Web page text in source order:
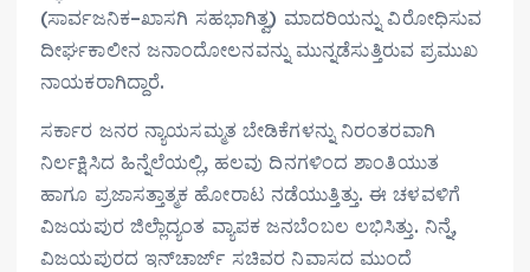
(ಸಾರ್ವಜನಿಕ–ಖಾಸಗಿ ಸಹಭಾಗಿತ್ವ) ಮಾದರಿಯನ್ನು ವಿರೋಧಿಸುವ
ದೀರ್ಘಕಾಲೀನ ಜನಾಂದೋಲನವನ್ನು ಮುನ್ನಡೆಸುತ್ತಿರುವ ಪ್ರಮುಖ
ನಾಯಕರಾಗಿದ್ದಾರೆ.
ಸರ್ಕಾರ ಜನರ ನ್ಯಾಯಸಮ್ಮತ ಬೇಡಿಕೆಗಳನ್ನು ನಿರಂತರವಾಗಿ
ನಿರ್ಲಕ್ಷಿಸಿದ ಹಿನ್ನೆಲೆಯಲ್ಲಿ, ಹಲವು ದಿನಗಳಿಂದ ಶಾಂತಿಯುತ
ಹಾಗೂ ಪ್ರಜಾಸತ್ತಾತ್ಮಕ ಹೋರಾಟ ನಡೆಯುತ್ತಿತ್ತು. ಈ ಚಳವಳಿಗೆ
ವಿಜಯಪುರ ಜಿಲ್ಲೆಾದ್ಯಂತ ವ್ಯಾಪಕ ಜನಬೆಂಬಲ ಲಭಿಸಿತ್ತು. ನಿನ್ನೆ,
ವಿಜಯಪುರದ ಇನ್‌ಚಾರ್ಜ್ ಸಚಿವರ ನಿವಾಸದ ಮುಂದೆ